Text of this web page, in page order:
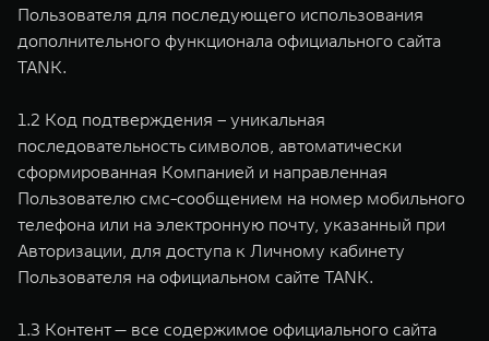
Пользователя для последующего использования
дополнительного функционала официального сайта
TANK.
1.2 Код подтверждения – уникальная
последовательность символов, автоматически
сформированная Компанией и направленная
Пользователю смс-сообщением на номер мобильного
телефона или на электронную почту, указанный при
Авторизации, для доступа к Личному кабинету
Пользователя на официальном сайте TANK.
1.3 Контент — все содержимое официального сайта